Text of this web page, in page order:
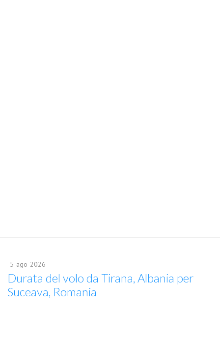
5 ago 2026
Durata del volo da Tirana, Albania per
Suceava, Romania